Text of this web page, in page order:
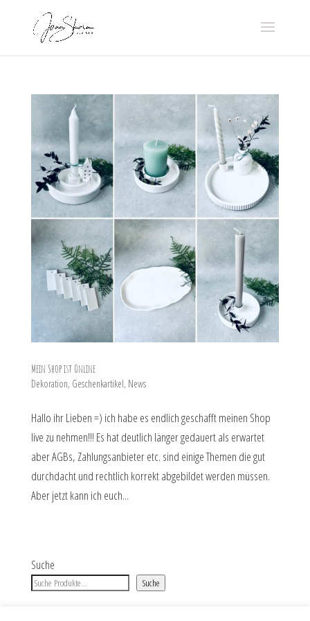
Mein Shop ist Online
Dekoration, Geschenkartikel, News
Hallo ihr Lieben =) ich habe es endlich geschafft meinen Shop
live zu nehmen!!! Es hat deutlich länger gedauert als erwartet
aber AGBs, Zahlungsanbieter etc. sind einige Themen die gut
durchdacht und rechtlich korrekt abgebildet werden müssen.
Aber jetzt kann ich euch...
Suche
Suche